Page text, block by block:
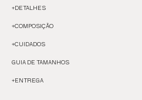
+DETALHES
+COMPOSIÇÃO
+CUIDADOS
GUIA DE TAMANHOS
+ENTREGA